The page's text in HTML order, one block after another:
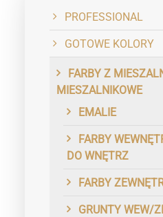
PROFESSIONAL
GOTOWE KOLORY
FARBY Z
MIESZALNIKOWE
EMALIE
FARBY
DO WNĘTRZ
FARBY
GRUNTY WEW/